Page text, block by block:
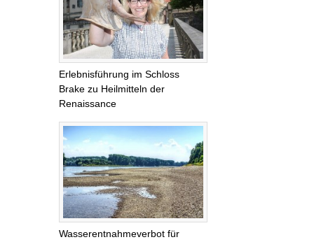
Erlebnisführung im Schloss
Brake zu Heilmitteln der
Renaissance
Wasserentnahmeverbot für